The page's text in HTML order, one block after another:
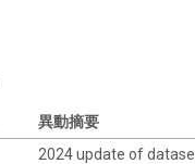
異動摘要
2024 update of